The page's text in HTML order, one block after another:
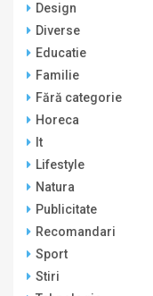
Design
Diverse
Educatie
Familie
Fără categorie
Horeca
It
Lifestyle
Natura
Publicitate
Recomandari
Sport
Stiri